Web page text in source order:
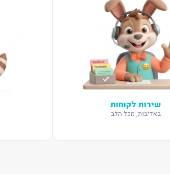
שירות לקוחות
באדיבות, מכל הלב